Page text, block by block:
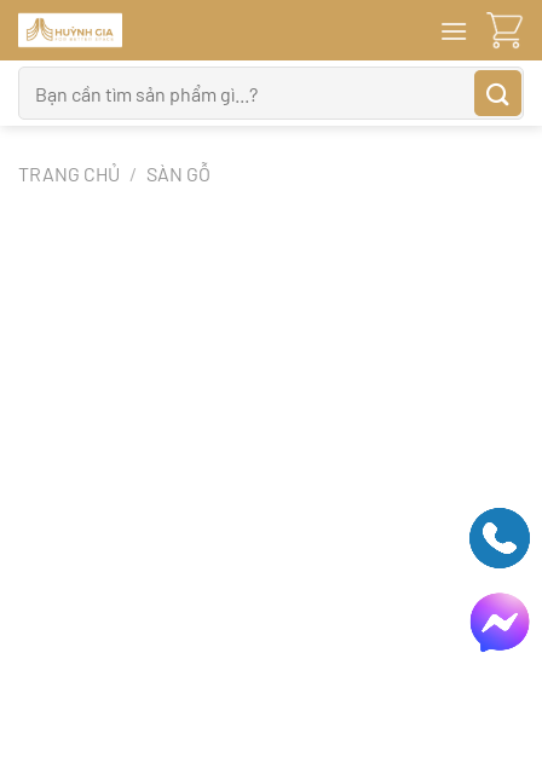
Bỏ
qua
nội
dung
kiếm:
TRANG CHỦ / SÀN GỖ